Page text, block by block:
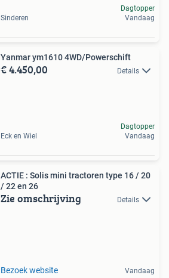
Sinderen
Dagtopper
Vandaag
Yanmar ym1610 4WD/Powerschift
€ 4.450,00 Details
Eck en Wiel
Dagtopper
Vandaag
ACTIE : Solis mini tractoren type 16 / 20
/ 22 en 26
Zie omschrijving Details
Bezoek website Vandaag